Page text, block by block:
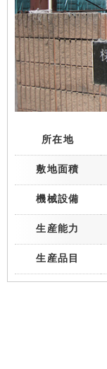
所在地
敷地面積
機械設備
生産能力
生産品目